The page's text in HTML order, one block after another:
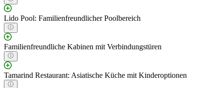
Lido Pool: Familienfreundlicher Poolbereich
Familienfreundliche Kabinen mit Verbindungstüren
Tamarind Restaurant: Asiatische Küche mit Kinderoptionen